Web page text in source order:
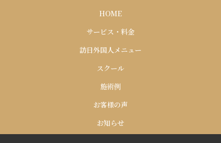
HOME
サービス・料金
訪日外国人メニュー
スクール
施術例
お客様の声
お知らせ